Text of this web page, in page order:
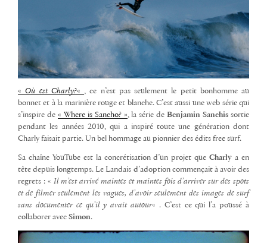
«Où est Charly?« , ce n’est pas seulement le petit bonhomme au
bonnet et à la marinière rouge et blanche. C’est aussi une web série qui
s’inspire de « Where is Sancho? », la série deBenjamin Sanchissortie
pendant les années 2010, qui a inspiré toute une génération dont
Charly faisait partie. Un bel hommage au pionnier des édits free surf.
Sa chaîne YouTube est la concrétisation d’un projet queCharlya en
tête depuis longtemps. Le Landais d’adoption commençait à avoir des
regrets : « Il m’est arrivé maintes et maintes fois d’arriver sur des spots
et de filmer seulement les vagues, d’avoir seulement des images de surf
sans documenter ce qu’il y avait autour« . C’est ce qui l’a poussé à
collaborer avec Simon.